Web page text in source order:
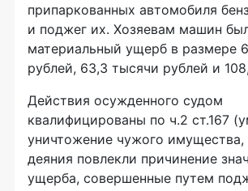
припаркованных автомобиля
и поджег их. Хозяевам машин
материальный ущерб в размере
рублей, 63,3 тысячи рублей и
Действия осужденного судом
квалифицированы по ч.2 ст.167
уничтожение чужого имущества,
деяния повлекли причинение
ущерба, совершенные путем